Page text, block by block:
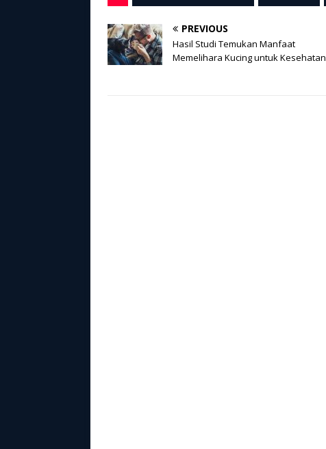
PREVIOUS
Hasil Studi Temukan Manfaat
Memelihara Kucing untuk Kesehatan